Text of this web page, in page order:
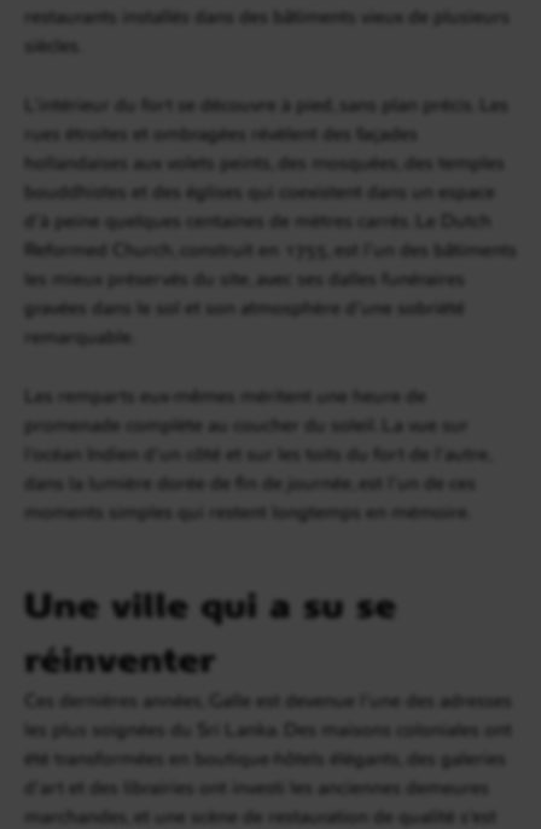
restaurants installés dans des bâtiments vieux de plusieurs
siècles.
L’intérieur du fort se découvre à pied, sans plan précis. Les
rues étroites et ombragées révèlent des façades
hollandaises aux volets peints, des mosquées, des temples
bouddhistes et des églises qui coexistent dans un espace
d’à peine quelques centaines de mètres carrés. Le Dutch
Reformed Church, construit en 1755, est l’un des bâtiments
les mieux préservés du site, avec ses dalles funéraires
gravées dans le sol et son atmosphère d’une sobriété
remarquable.
Les remparts eux-mêmes méritent une heure de
promenade complète au coucher du soleil. La vue sur
l’océan Indien d’un côté et sur les toits du fort de l’autre,
dans la lumière dorée de fin de journée, est l’un de ces
moments simples qui restent longtemps en mémoire.
Une ville qui a su se
réinventer
Ces dernières années, Galle est devenue l’une des adresses
les plus soignées du Sri Lanka. Des maisons coloniales ont
été transformées en boutique-hôtels élégants, des galeries
d’art et des librairies ont investi les anciennes demeures
marchandes, et une scène de restauration de qualité s’est